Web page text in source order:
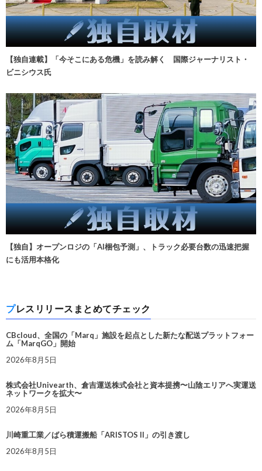
【独自連載】「今そこにある危機」を読み解く 国際ジャーナリスト・
ビニシウス氏
【独自】オープンロジの「AI梱包予測」、トラック必要台数の迅速把握
にも活用本格化
プレスリリースまとめてチェック
CBcloud、全国の「Marq」施設を起点とした新たな配送プラットフォー
ム「MarqGO」開始
2026年8月5日
株式会社Univearth、倉吉運送株式会社と資本提携〜山陰エリアへ実運送
ネットワークを拡大〜
2026年8月5日
川崎重工業／ばら積運搬船「ARISTOS II」の引き渡し
2026年8月5日